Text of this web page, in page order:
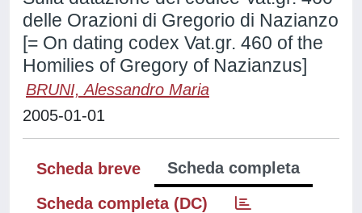
delle Orazioni di Gregorio di Nazianzo
[= On dating codex Vat.gr. 460 of the
Homilies of Gregory of Nazianzus]
BRUNI, Alessandro Maria
2005-01-01
Scheda breve
Scheda completa
Scheda completa (DC)